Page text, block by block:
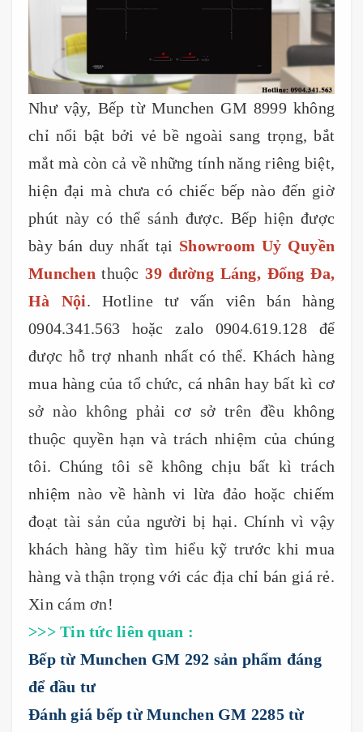
Như vậy, Bếp từ Munchen GM 8999 không
chỉ nổi bật bởi vẻ bề ngoài sang trọng, bắt
mắt mà còn cả về những tính năng riêng biệt,
hiện đại mà chưa có chiếc bếp nào đến giờ
phút này có thể sánh được. Bếp hiện được
bày bán duy nhất tại Showroom Uỷ Quyền
Munchenthuộc39 đường Láng, Đống Đa,
Hà Nội. Hotline tư vấn viên bán hàng
0904.341.563 hoặc zalo 0904.619.128 để
được hỗ trợ nhanh nhất có thể. Khách hàng
mua hàng của tổ chức, cá nhân hay bất kì cơ
sở nào không phải cơ sở trên đều không
thuộc quyền hạn và trách nhiệm của chúng
tôi. Chúng tôi sẽ không chịu bất kì trách
nhiệm nào về hành vi lừa đảo hoặc chiếm
đoạt tài sản của người bị hại. Chính vì vậy
khách hàng hãy tìm hiểu kỹ trước khi mua
hàng và thận trọng với các địa chỉ bán giá rẻ.
Xin cám ơn!
>>> Tin tức liên quan :
Bếp từ Munchen GM 292 sản phẩm đáng
để đầu tư
Đánh giá bếp từ Munchen GM 2285 từ